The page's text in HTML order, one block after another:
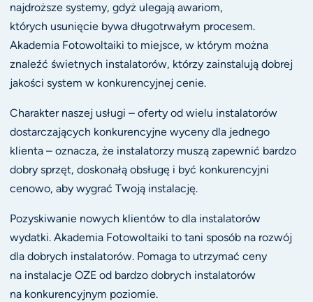
najdroższe systemy, gdyż ulegają awariom,
których usunięcie bywa długotrwałym procesem.
Akademia Fotowoltaiki to miejsce, w którym można
znaleźć świetnych instalatorów, którzy zainstalują dobrej
jakości system w konkurencyjnej cenie.
Charakter naszej usługi – oferty od wielu instalatorów
dostarczających konkurencyjne wyceny dla jednego
klienta – oznacza, że instalatorzy muszą zapewnić bardzo
dobry sprzęt, doskonałą obsługę i być konkurencyjni
cenowo, aby wygrać Twoją instalację.
Pozyskiwanie nowych klientów to dla instalatorów
wydatki. Akademia Fotowoltaiki to tani sposób na rozwój
dla dobrych instalatorów. Pomaga to utrzymać ceny
na instalacje OZE od bardzo dobrych instalatorów
na konkurencyjnym poziomie.